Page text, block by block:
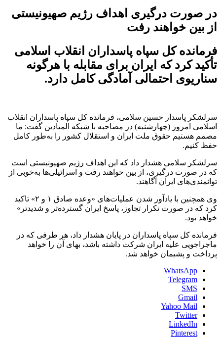
در صورت درگیری اهداف رژیم صهیونیستی
از بین خواهند رفت
فرمانده کل سپاه پاسداران انقلاب اسلامی
تأکید کرد که ایران برای مقابله با هرگونه
سناریوی احتمالی آمادگی کامل دارد.
سرلشکر پاسدار حسین سلامی، فرمانده کل سپاه پاسداران انقلاب
اسلامی امروز (چهارشنبه) در مصاحبه با شبکه المیادین گفت: ما
مصمم هستیم حقوق ملت ایران و استقلال کشور را به‌طور کامل
حفظ کنیم.
سرلشکر سلامی هشدار داد که این اهداف رژیم صهیونیستی است
که در صورت درگیری، از بین خواهند رفت و اسرائیلی‌ها به‌خوبی از
توانمندی‌های ایران آگاهند.
وی همچنین با یادآور شدن عملیات‌های «وعده صادق ۱ و ۲» تاکید
کرد که در صورت تکرار تجاوز، پاسخ ایران گسترده‌تر و شدیدتر»
خواهد بود.
فرمانده کل سپاه پاسداران در پایان هشدار داد، هر طرفی که در
ماجراجویی علیه ایران شرکت داشته باشد، بهای آن را خواهد
پرداخت و پشیمان خواهد شد.
WhatsApp
Telegram
SMS
Gmail
Yahoo Mail
Twitter
LinkedIn
Pinterest